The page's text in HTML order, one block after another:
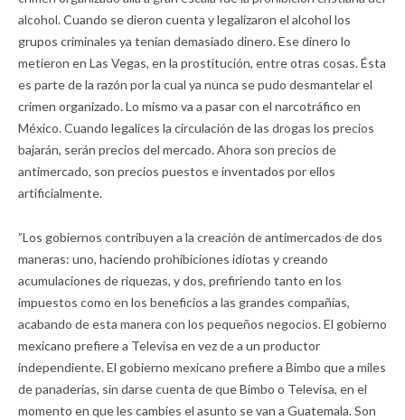
alcohol. Cuando se dieron cuenta y legalizaron el alcohol los
grupos criminales ya tenían demasiado dinero. Ese dinero lo
metieron en Las Vegas, en la prostitución, entre otras cosas. Ésta
es parte de la razón por la cual ya nunca se pudo desmantelar el
crimen organizado. Lo mismo va a pasar con el narcotráfico en
México. Cuando legalices la circulación de las drogas los precios
bajarán, serán precios del mercado. Ahora son precios de
antimercado, son precios puestos e inventados por ellos
artificialmente.
”Los gobiernos contribuyen a la creación de antimercados de dos
maneras: uno, haciendo prohibiciones idiotas y creando
acumulaciones de riquezas, y dos, prefiriendo tanto en los
impuestos como en los beneficios a las grandes compañías,
acabando de esta manera con los pequeños negocios. El gobierno
mexicano prefiere a Televisa en vez de a un productor
independiente. El gobierno mexicano prefiere a Bimbo que a miles
de panaderías, sin darse cuenta de que Bimbo o Televisa, en el
momento en que les cambies el asunto se van a Guatemala. Son